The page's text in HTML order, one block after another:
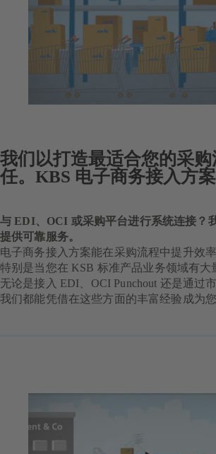
我们以打造最适合您的采购
任。KBS 电子商务接入方案
与 EDI、OCI 或采购平台进行系统连接？
提供可靠服务。
电子商务接入方案能在采购流程中提升效
特别是当您在 KSB 标准产品业务领域有大
无论是接入 EDI、OCI Punchout 还是通过
我们都能凭借在这些方面的丰富经验成为